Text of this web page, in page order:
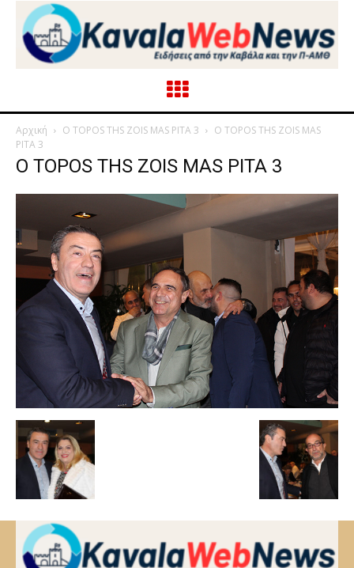
Αρχική O TOPOS THS ZOIS MAS PITA 3
O TOPOS THS ZOIS MAS
PITA 3
O TOPOS THS ZOIS MAS PITA 3